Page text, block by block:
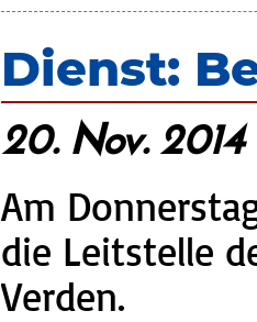
Dienst:
20. Nov.
Am
die Leitstelle
Verden.